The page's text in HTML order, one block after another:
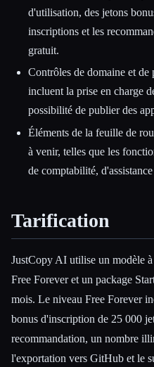
d'utilisation, des jetons
inscriptions et les
gratuit.
Contrôles de domaine et
incluent la prise en charge
possibilité de publier des
Éléments de la feuille de
à venir, telles que les
de comptabilité,
Tarification
JustCopy AI utilise un modèle
Free Forever et un package
mois. Le niveau Free Forever
bonus d'inscription de 25 000
recommandation, un nombre
l'exportation vers GitHub et le